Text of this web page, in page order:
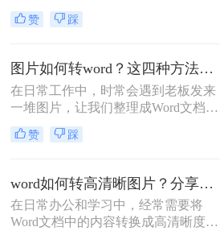
Word文档。那么图片转word怎么转
呢？为了帮助您轻松实现这一转换，
Word的方法。
赞 踩
图片如何转word？这四种方法帮你转换！
在日常工作中，时常会遇到老板发来
一堆图片，让我们整理成Word文档再
发给他的情况！如果图片很少，还可
以一个字一个字敲击键盘整理，如果
显得力不从心了！该怎么办呢？下面
转转师妹就教大家四个图片如何转
word方法！
赞 踩
word如何转高清晰图片？分享这二个方法！
在日常办公和学习中，经常需要将
Word文档中的内容转换成高清晰度的